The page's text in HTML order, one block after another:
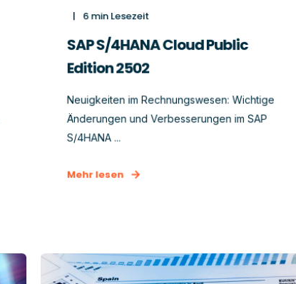
6min Lesezeit
SAP S/4HANA Cloud Public
Edition 2502
Neuigkeiten im Rechnungswesen: Wichtige
Änderungen und Verbesserungen im SAP
S/4HANA ...
Mehr lesen